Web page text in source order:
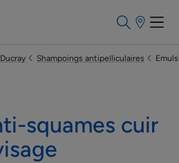
Points
vente
Shampoings antipelliculaires
squames cuir